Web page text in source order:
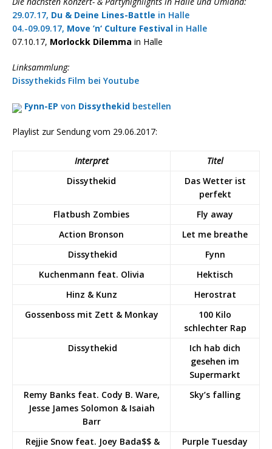
29.07.17, Du & Deine Lines-Battle in Halle
04.-09.09.17, Move ’n‘ Culture Festival in Halle
07.10.17, Morlockk Dilemma in Halle
Linksammlung:
Dissythekids Film bei Youtube
Fynn-EP von Dissythekid bestellen
Playlist zur Sendung vom 29.06.2017:
Interpret
Titel
Dissythekid
Das Wetter ist
perfekt
Flatbush Zombies
Fly away
Action Bronson
Let me breathe
Dissythekid
Fynn
Kuchenmann feat. Olivia
Hektisch
Hinz & Kunz
Herostrat
Gossenboss mit Zett & Monkay
100 Kilo
schlechter Rap
Dissythekid
Ich hab dich
gesehen im
Supermarkt
Remy Banks feat. Cody B. Ware,
Jesse James Solomon & Isaiah
Barr
Sky’s falling
Rejjie Snow feat. Joey Bada$$ &
Purple Tuesday